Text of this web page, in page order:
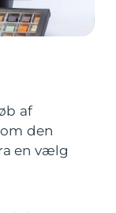
af
den
en vælg